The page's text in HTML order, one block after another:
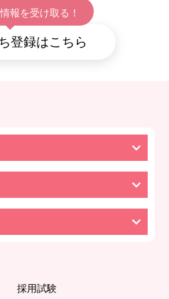
報を受け取る！
登録はこちら
採用試験